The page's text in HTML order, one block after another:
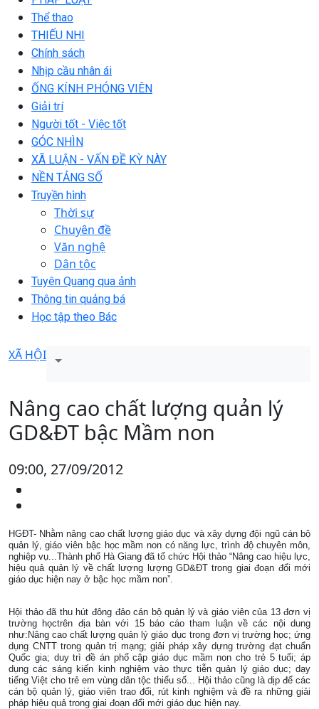
Thể thao
THIẾU NHI
Chính sách
Nhịp cầu nhân ái
ỐNG KÍNH PHÓNG VIÊN
Giải trí
Người tốt - Việc tốt
GÓC NHÌN
XÃ LUẬN - VẤN ĐỀ KỲ NÀY
NỀN TẢNG SỐ
Truyền hình
Thời sự
Chuyên đề
Văn nghệ
Dân tộc
Tuyên Quang qua ảnh
Thông tin quảng bá
Học tập theo Bác
XÃ HỘI
Nâng cao chất lượng quản lý
GD&ĐT bậc Mầm non
09:00, 27/09/2012
HGĐT- Nhằm nâng cao chất lượng giáo dục và xây dựng đội ngũ cán bộ
quản lý, giáo viên bậc học mầm non có năng lực, trình độ chuyên môn,
nghiệp vụ...Thành phố Hà Giang đã tổ chức Hội thảo “Nâng cao hiệu lực,
hiệu quả quản lý về chất lượng lượng GD&ĐT trong giai đoạn đổi mới
giáo dục hiện nay ở bậc học mầm non”.
Hội thảo đã thu hút đông đảo cán bộ quản lý và giáo viên của 13 đơn vị
trường họctrên địa bàn với 15 báo cáo tham luận về các nội dung
như:Nâng cao chất lượng quản lý giáo dục trong đơn vị trường học; ứng
dụng CNTT trong quản trị mạng; giải pháp xây dựng trường đạt chuẩn
Quốc gia; duy trì đề án phổ cập giáo dục mầm non cho trẻ 5 tuổi; áp
dụng các sáng kiến kinh nghiệm vào thực tiễn quản lý giáo dục; dạy
tiếng Việt cho trẻ em vùng dân tộc thiểu số... Hội thảo cũng là dịp để các
cán bộ quản lý, giáo viên trao đổi, rút kinh nghiệm và đề ra những giải
pháp hiệu quả trong giai đoạn đổi mới giáo dục hiện nay.